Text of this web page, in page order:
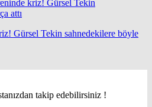
Gürsel Tekin sahnedekilere böyle
takip edebilirsiniz !